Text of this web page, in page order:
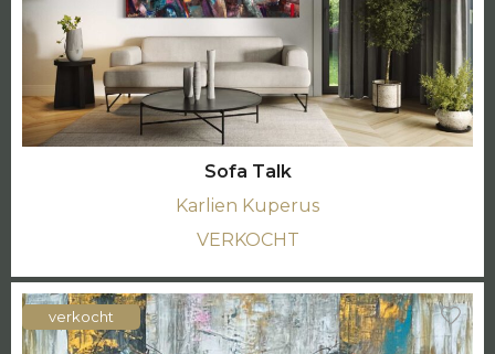
Sofa Talk
Karlien Kuperus
VERKOCHT
verkocht